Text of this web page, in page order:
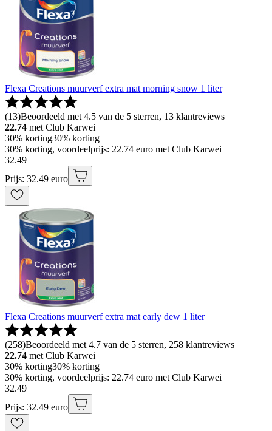
Flexa Creations muurverf extra mat morning snow 1 liter
(13)Beoordeeld met 4.5 van de 5 sterren, 13 klantreviews
22.74 met Club Karwei
30% korting30% korting
30% korting, voordeelprijs: 22.74 euro met Club Karwei
32.49
Prijs: 32.49 euro
Flexa Creations muurverf extra mat early dew 1 liter
(258)Beoordeeld met 4.7 van de 5 sterren, 258 klantreviews
22.74 met Club Karwei
30% korting30% korting
30% korting, voordeelprijs: 22.74 euro met Club Karwei
32.49
Prijs: 32.49 euro